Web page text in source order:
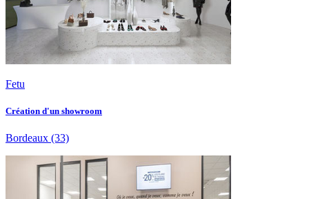
Fetu
Création d'un showroom
Bordeaux (33)